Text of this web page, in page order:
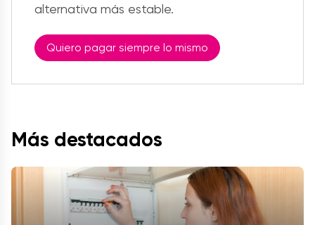
alternativa más estable.
Quiero pagar siempre lo mismo
Más destacados